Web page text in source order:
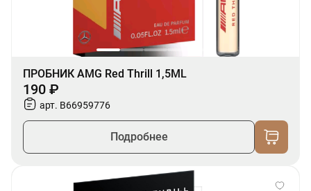
ПРОБНИК AMG Red Thrill 1,5ML
190 ₽
арт. B66959776
Подробнее